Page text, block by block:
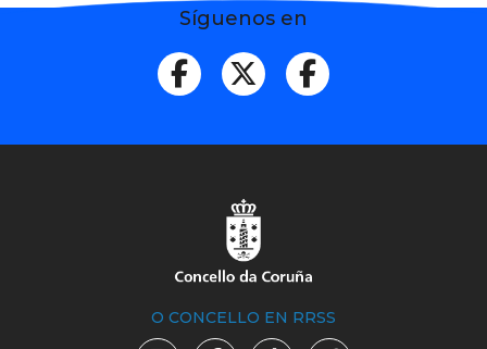
Síguenos en
O CONCELLO EN RRSS